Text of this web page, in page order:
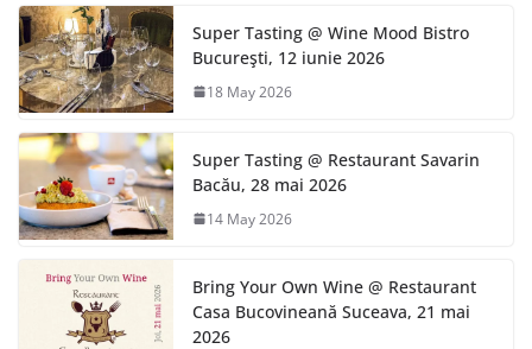
Super Tasting @ Wine Mood Bistro
Bucureşti, 12 iunie 2026
18 May 2026
Super Tasting @ Restaurant Savarin
Bacău, 28 mai 2026
14 May 2026
Bring Your Own Wine @ Restaurant
Casa Bucovineană Suceava, 21 mai
2026